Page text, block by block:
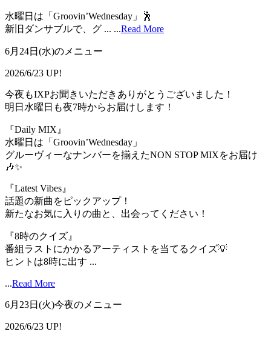
水曜日は「Groovin’Wednesday」🕺
新旧ダンサブルで、グ ... ...Read More
6月24日(水)のメニュー
2026/6/23 UP!
今夜もIXPお聞きいただきありがとうございました！
明日水曜日も夜7時からお届けします！
『Daily MIX』
水曜日は「Groovin’Wednesday」
グルーヴィーなナンバーを揃えたNON STOP MIXをお届け
🎶✨
『Latest Vibes』
話題の新曲をピックアップ！
新たなお気に入りの曲と、出会ってください！
『8時のクイズ』
番組ラストにかかるアーティストを当てるクイズ💡
ヒントは8時に出す ...
...Read More
6月23日(火)今夜のメニュー
2026/6/23 UP!